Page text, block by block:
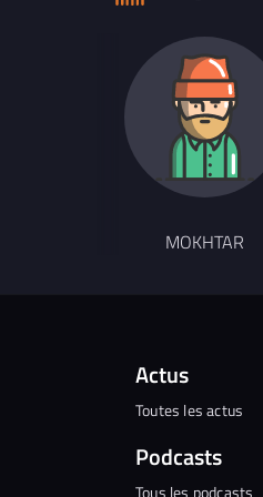
MOKHTAR
Actus
Toutes les actus
Podcasts
Tous les podcasts